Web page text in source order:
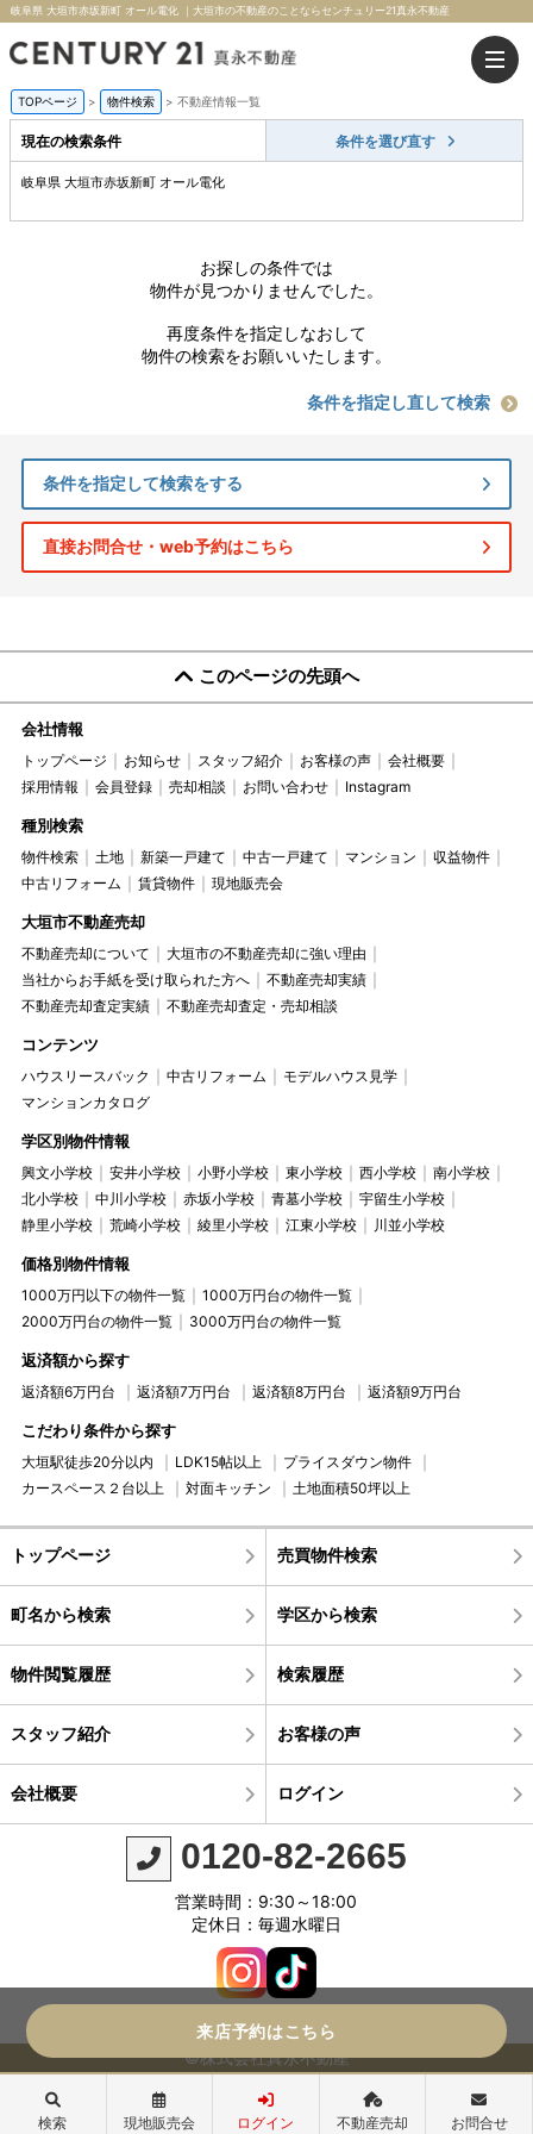
岐阜県 大垣市赤坂新町 オール電化 ｜大垣市の不動産のことならセンチュリー21真永不動産
TOPページ > 物件検索 > 不動産情報一覧
現在の検索条件 条件を選び直す
岐阜県 大垣市赤坂新町 オール電化
お探しの条件では
物件が見つかりませんでした。
再度条件を指定しなおして
物件の検索をお願いいたします。
条件を指定し直して検索
条件を指定して検索をする
直接お問合せ・web予約はこちら
このページの先頭へ
会社情報
トップページ お知らせ スタッフ紹介 お客様の声
会社概要
採用情報
会員登録 売却相談 お問い合わせ Instagram
種別検索
物件検索 土地 新築一戸建て 中古一戸建て マンション
収益物件
中古リフォーム
賃貸物件 現地販売会
大垣市不動産売却
不動産売却について
大垣市の不動産売却に強い理由
当社からお手紙を受け取られた方へ
不動産売却実績
不動産売却査定実績
不動産売却査定・売却相談
コンテンツ
ハウスリースバック 中古リフォーム
モデルハウス見学
マンションカタログ
学区別物件情報
興文小学校 安井小学校 小野小学校 東小学校 西小学校
南小学校
北小学校
中川小学校 赤坂小学校 青墓小学校
宇留生小学校
静里小学校
荒崎小学校 綾里小学校 江東小学校 川並小学校
価格別物件情報
1000万円以下の物件一覧
1000万円台の物件一覧
2000万円台の物件一覧
3000万円台の物件一覧
返済額から探す
返済額6万円台 返済額7万円台 返済額8万円台 返済額9万円台
こだわり条件から探す
大垣駅徒歩20分以内 LDK15帖以上
プライスダウン物件
カースペース２台以上
対面キッチン 土地面積50坪以上
トップページ 売買物件検索
町名から検索 学区から検索
物件閲覧履歴 検索履歴
スタッフ紹介 お客様の声
会社概要 ログイン
0120-82-2665
営業時間：9:30～18:00
定休日：毎週水曜日
©株式会社真永不動産
来店予約はこちら
検索 現地販売会 ログイン 不動産売却 お問合せ